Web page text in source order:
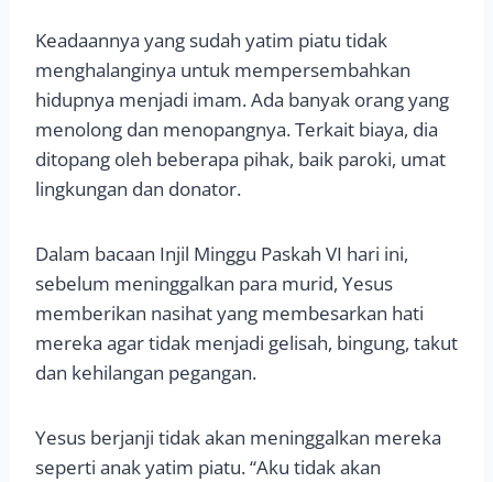
Keadaannya yang sudah yatim piatu tidak
menghalanginya untuk mempersembahkan
hidupnya menjadi imam. Ada banyak orang yang
menolong dan menopangnya. Terkait biaya, dia
ditopang oleh beberapa pihak, baik paroki, umat
lingkungan dan donator.
Dalam bacaan Injil Minggu Paskah VI hari ini,
sebelum meninggalkan para murid, Yesus
memberikan nasihat yang membesarkan hati
mereka agar tidak menjadi gelisah, bingung, takut
dan kehilangan pegangan.
Yesus berjanji tidak akan meninggalkan mereka
seperti anak yatim piatu. “Aku tidak akan